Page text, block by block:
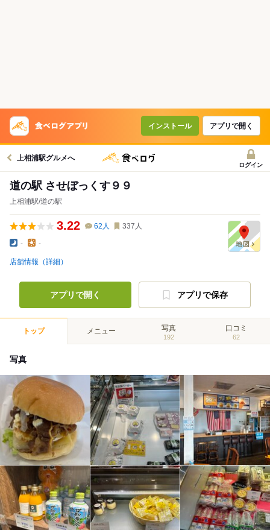
インストール アプリで開く
上相浦駅グルメへ
ログイン
道の駅 させぼっくす９９
上相浦駅/道の駅
3.22 62 人 337 人
- -
店舗情報（詳細）
アプリで開く アプリで保存
トップ メニュー 写真
192
口コミ
62
写真